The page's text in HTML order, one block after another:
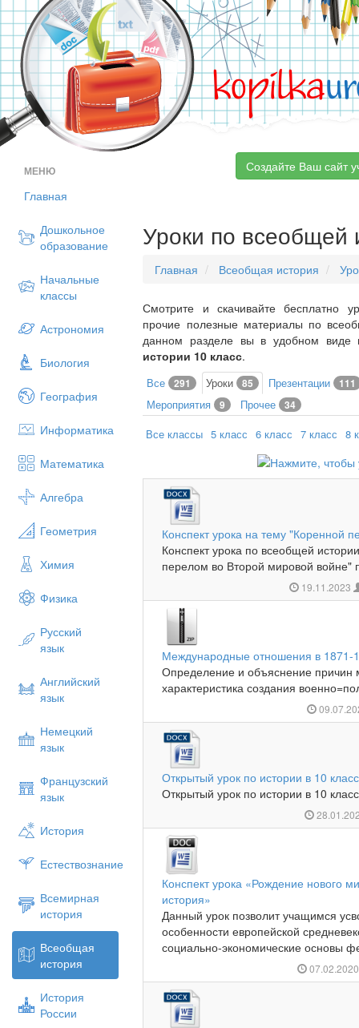
kopilka
МЕНЮ
Главная
Дошкольное
образование
Начальные
классы
Астрономия
Биология
География
Информатика
Математика
Алгебра
Геометрия
Химия
Физика
Русский
язык
Английский
язык
Немецкий
язык
Французский
язык
История
Естествознание
Всемирная
история
Всеобщая
история
История
России
Создайте Ваш сайт
Уроки по всеобщей
Главная Всеобщая история
Смотрите и скачивайте бесплатно
прочие полезные материалы по
данном разделе вы в удобном виде
истории 10 класс.
Все 291 Уроки 85 Презентации 111
Мероприятия 9 Прочее 34
Все классы 5 класс 6 класс 7 класс 8
Конспект урока на тему "Коренной
Конспект урока по всеобщей
перелом во Второй мировой
19.11.2023
Международные отношения в 1871-
Определение и объяснение причин
характеристика создания
Открытый урок по истории в 10
Открытый урок по истории в 10
Конспект урока «Рождение нового
история»
Данный урок позволит учащимся
особенности европейской
социально-экономические основы